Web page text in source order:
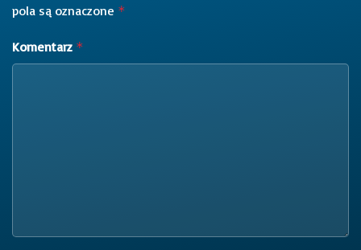
pola są oznaczone *
Komentarz *